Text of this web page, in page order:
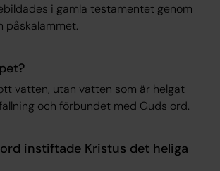
i gamla testamentet genom
påskalammet.
vatten, utan vatten som är helgat
och förbundet med Guds ord.
ord instiftade Kristus det heliga